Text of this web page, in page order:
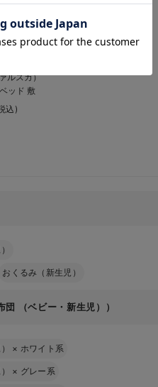
ルスカ）
ッド 敷
M
込)
おくるみ（新生児）
（ベビー・新生児））
× ホワイト系
× グレー系
を確認する